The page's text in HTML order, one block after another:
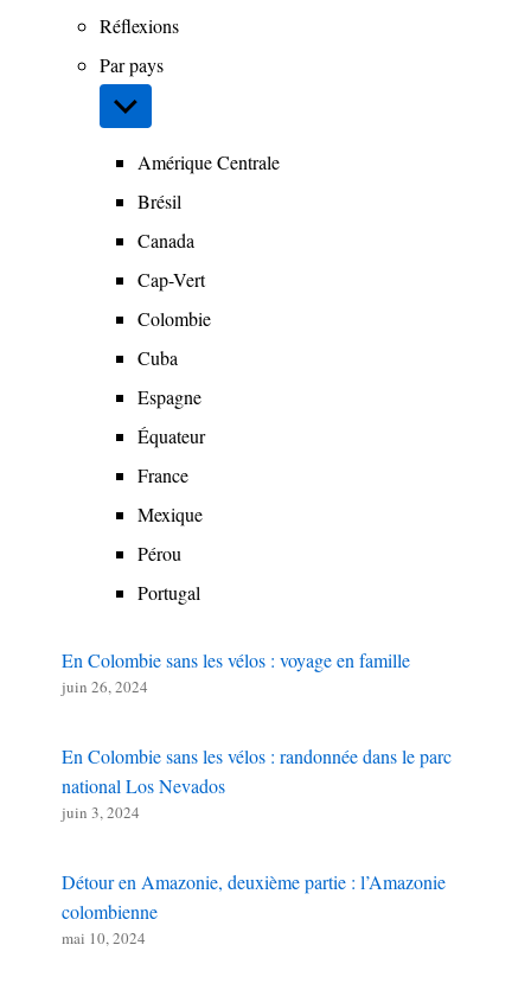
Réflexions
Par pays
Afficher
le
sous-Amérique Centrale
Brésil
Canada
Cap-Vert
Colombie
Cuba
Espagne
Équateur
France
Mexique
Pérou
Portugal
En Colombie sans les vélos : voyage en famille
juin 26, 2024
En Colombie sans les vélos : randonnée dans le parc
national Los Nevados
juin 3, 2024
Détour en Amazonie, deuxième partie : l’Amazonie
colombienne
mai 10, 2024